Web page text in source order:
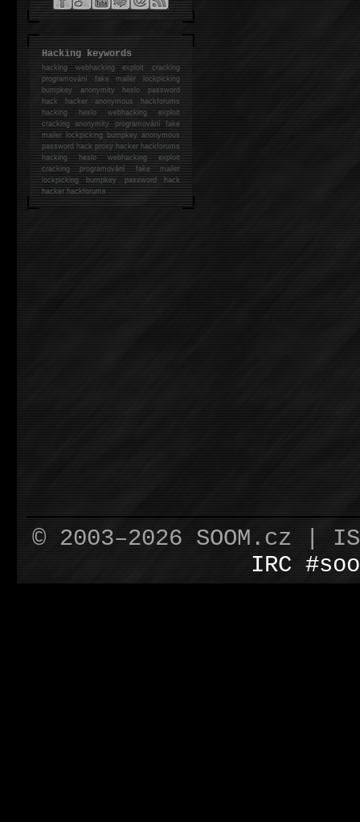
Hacking keywords
hackingwebhacking exploit cracking
programování fake mailer lockpicking
bumpkey anonymity heslo password
hackhacker anonymous hackforums
hackingheslo webhacking exploit
cracking anonymity programování fake
mailer lockpicking bumpkey anonymous
password hack proxy hacker hackforums
hacking heslo webhacking exploit
cracking programování fake mailer
lockpicking bumpkey password hack
hackerhackforums
© 2003–2026 SOOM.cz |
IRC